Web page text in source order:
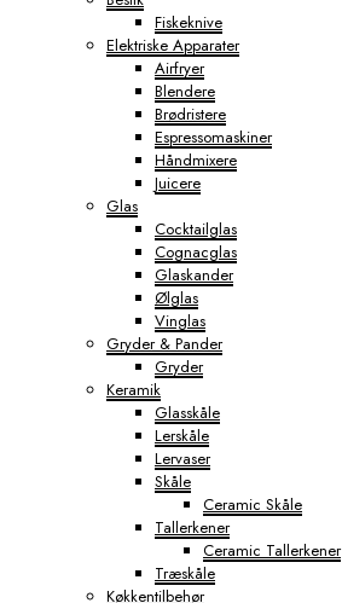
Fiskeknive
Elektriske Apparater
Airfryer
Blendere
Brødristere
Espressomaskiner
Håndmixere
Juicere
Glas
Cocktailglas
Cognacglas
Glaskander
Ølglas
Vinglas
Gryder & Pander
Gryder
Keramik
Glasskåle
Lerskåle
Lervaser
Skåle
Ceramic Skåle
Tallerkener
Ceramic Tallerkener
Træskåle
Køkkentilbehør